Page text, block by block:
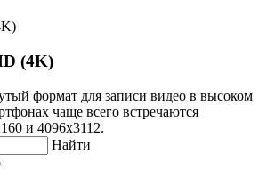
(4K)
формат для записи видео в высоком
чаще всего встречаются
и 4096х3112.
Найти